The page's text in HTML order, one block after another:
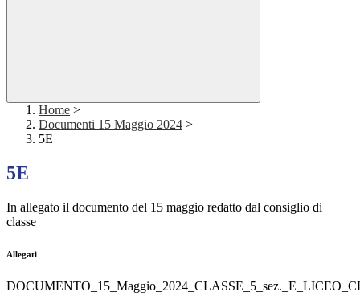
Home >
Documenti 15 Maggio 2024 >
5E
5E
In allegato il documento del 15 maggio redatto dal consiglio di
classe
Allegati